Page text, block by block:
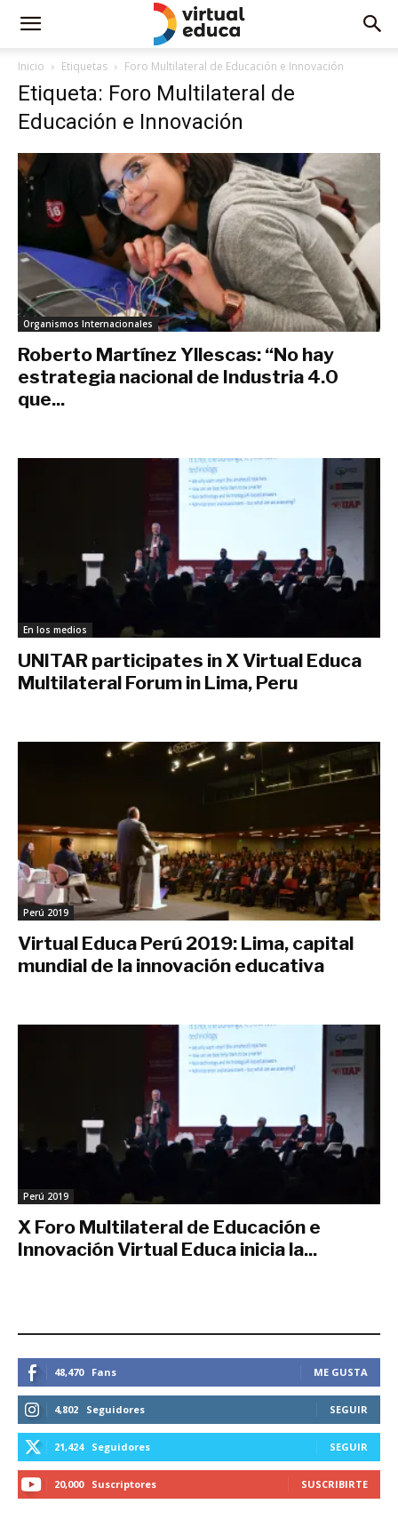
Inicio Etiquetas Foro Multilateral de Educación e Innovación
Etiqueta: Foro Multilateral de
Educación e Innovación
Organismos Internacionales
Roberto Martínez Yllescas: “No hay
estrategia nacional de Industria 4.0
que...
En los medios
UNITAR participates in X Virtual Educa
Multilateral Forum in Lima, Peru
Perú 2019
Virtual Educa Perú 2019: Lima, capital
mundial de la innovación educativa
Perú 2019
X Foro Multilateral de Educación e
Innovación Virtual Educa inicia la...
48,470 Fans ME GUSTA
4,802 Seguidores SEGUIR
21,424 Seguidores SEGUIR
20,000 Suscriptores SUSCRIBIRTE